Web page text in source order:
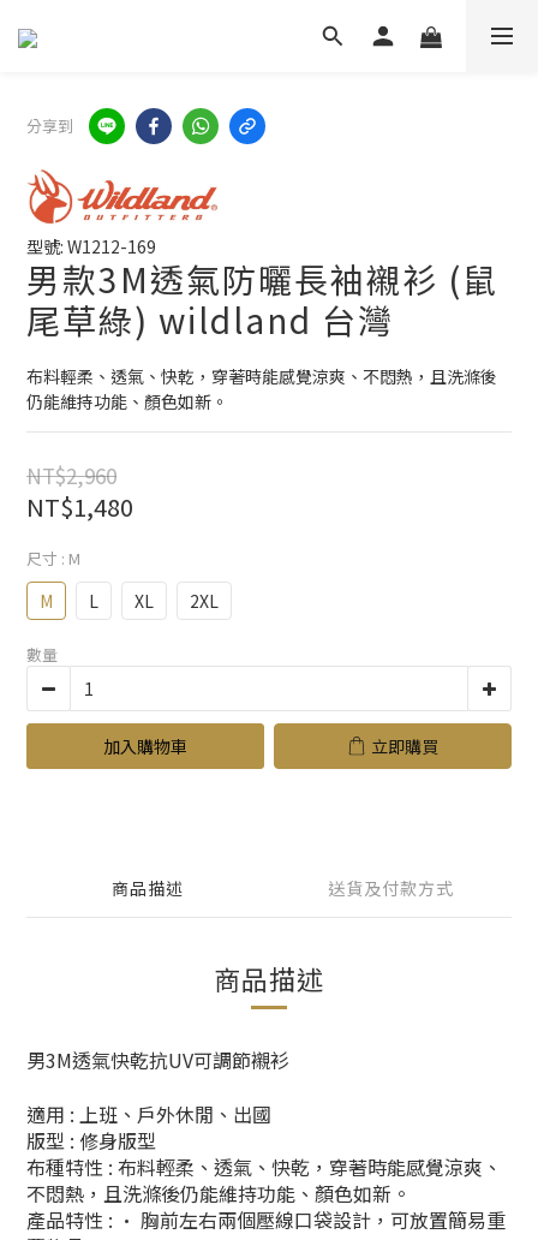
分享到
型號: W1212-169
男款3M透氣防曬長袖襯衫 (鼠
尾草綠) wildland 台灣
布料輕柔、透氣、快乾，穿著時能感覺涼爽、不悶熱，且洗滌後
仍能維持功能、顏色如新。
NT$2,960
NT$1,480
尺寸 : M
M L XL 2XL
數量
加入購物車 立即購買
商品描述 送貨及付款方式
商品描述
男3M透氣快乾抗UV可調節襯衫
適用 : 上班、戶外休閒、出國
版型 : 修身版型
布種特性 : 布料輕柔、透氣、快乾，穿著時能感覺涼爽、
不悶熱，且洗滌後仍能維持功能、顏色如新。
產品特性 : • 胸前左右兩個壓線口袋設計，可放置簡易重